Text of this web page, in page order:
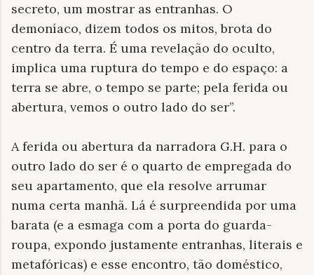
secreto, um mostrar as entranhas. O
demoníaco, dizem todos os mitos, brota do
centro da terra. É uma revelação do oculto,
implica uma ruptura do tempo e do espaço: a
terra se abre, o tempo se parte; pela ferida ou
abertura, vemos o outro lado do ser”.
A ferida ou abertura da narradora G.H. para o
outro lado do ser é o quarto de empregada do
seu apartamento, que ela resolve arrumar
numa certa manhã. Lá é surpreendida por uma
barata (e a esmaga com a porta do guarda-
roupa, expondo justamente entranhas, literais e
metafóricas) e esse encontro, tão doméstico,